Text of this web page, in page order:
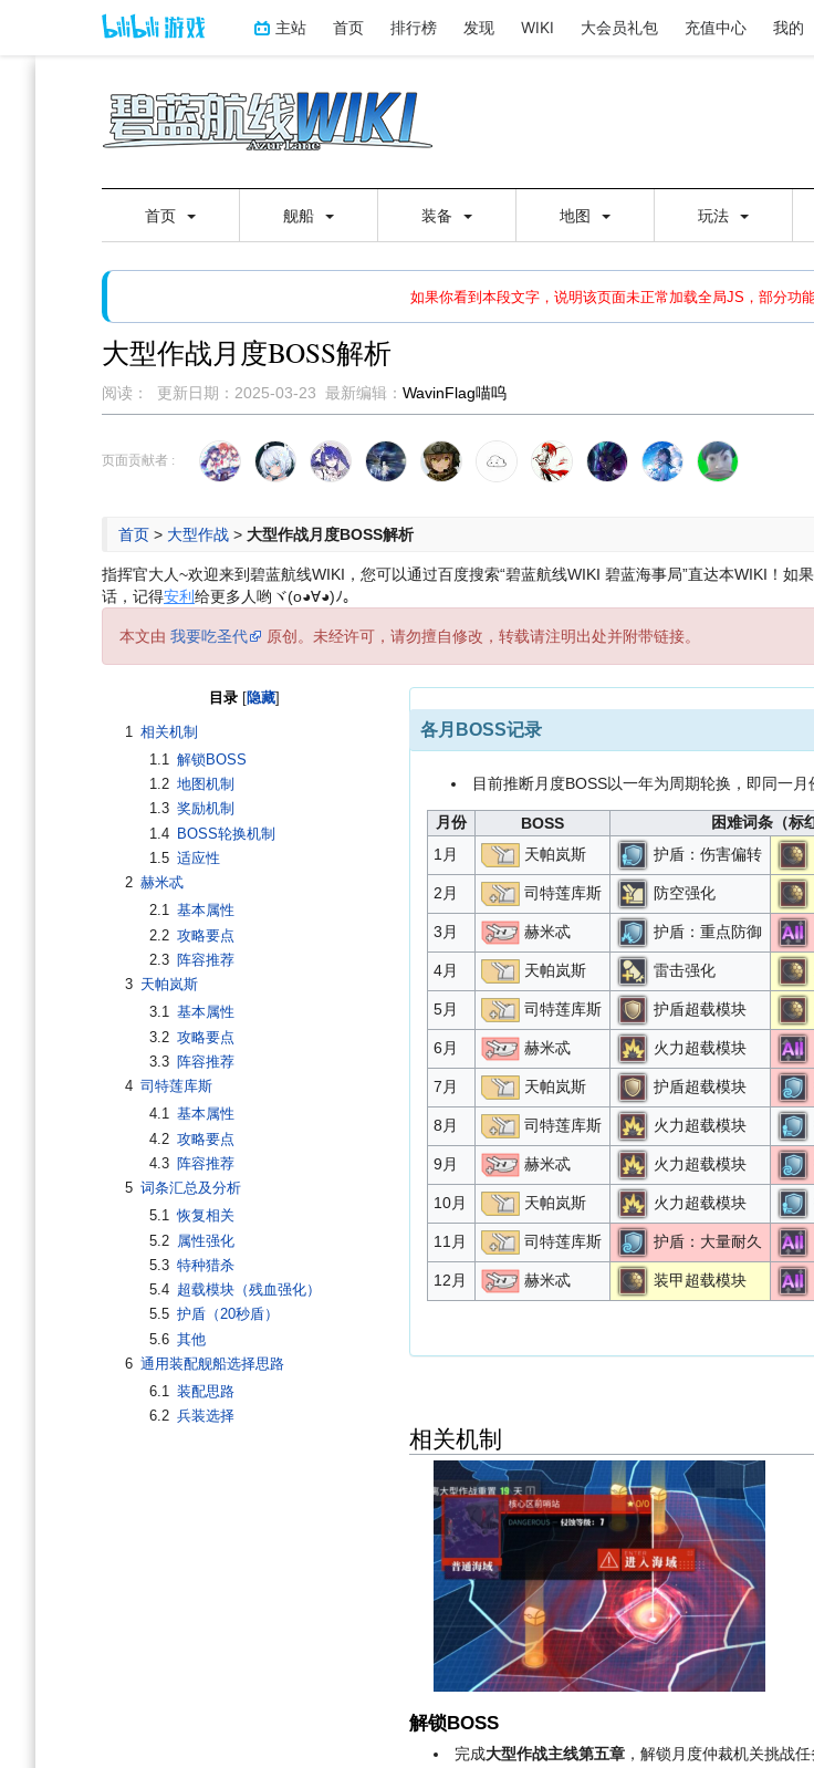
主站 首页 排行榜 发现 WIKI 大会员礼包 充值中心 我的
首页 舰船 装备 地图 玩法
如果你看到本段文字，说明该页面未正常加载全局JS，部分功
如果打开页面显示缩略图创建出错，请点击刷新或页面右上WIKI功能中的刷新
大型作战月度BOSS解析
阅读： 更新日期： 2025-03-23 最新编辑： WavinFlag喵呜
到
到
页面贡献者 :
首页 > 大型作战 > 大型作战月度BOSS解析
指挥官大人~欢迎来到碧蓝航线WIKI，您可以通过百度搜索“碧蓝航线WIKI 碧蓝海事局”直达本WIKI！ 如
话，记得安利 给更多人哟ヾ(o◕∀◕)ﾉ。
本文由 我要吃圣代 原创。未经许可，请勿擅自修改，转载请注明出处并附带链接。
目录
1
相关机制
1.1 解锁BOSS
1.2 地图机制
1.3 奖励机制
1.4 BOSS轮换机制
1.5 适应性
2 赫米忒
2.1 基本属性
2.2 攻略要点
2.3 阵容推荐
3 天帕岚斯
3.1 基本属性
3.2 攻略要点
3.3 阵容推荐
4 司特莲库斯
4.1 基本属性
4.2 攻略要点
4.3 阵容推荐
5 词条汇总及分析
5.1 恢复相关
5.2
属性强化
5.3 特种猎杀
5.4 超载模块（残血强化）
5.5 护盾（20秒盾）
5.6 其他
6 通用装配舰船选择思路
6.1 装配思路
6.2 兵装选择
各月BOSS记录
目前推断月度BOSS以一年为周期轮换，即同一月
月份 BOSS
困难词条（标
1月
天帕岚斯 护盾：伤害偏转
2月 司特莲库斯 防空强化
3月 赫米忒 护盾：重点防御
4月 天帕岚斯 雷击强化
5月 司特莲库斯 护盾超载模块
6月 赫米忒 火力超载模块
7月 天帕岚斯 护盾超载模块
8月 司特莲库斯 火力超载模块
9月 赫米忒 火力超载模块
10月 天帕岚斯 火力超载模块
11月 司特莲库斯 护盾：大量耐久
12月 赫米忒 装甲超载模块
相关机制
解锁BOSS
完成大型作战主线第五章，解锁月度仲裁机关挑战任